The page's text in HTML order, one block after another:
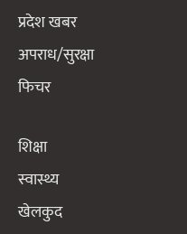
प्रदेश खबर
अपराध/सुरक्षा
फिचर
शिक्षा
स्वास्थ्य
खेलकुद